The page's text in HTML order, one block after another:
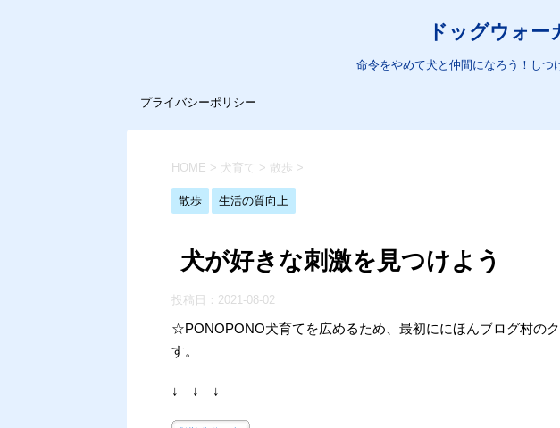
ドッグウォ
命令をやめて犬と仲間になろう！し
プライバシーポリシー
HOME > 犬育て > 散歩 >
散歩 生活の質向上
犬が好きな刺激を見つけよう
投稿日： 2021-08-02
☆PONOPONO犬育てを広めるため、最初ににほんブログ村の
す。
↓ ↓ ↓